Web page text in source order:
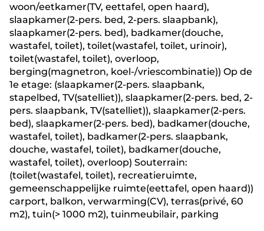
woon/eetkamer(TV, eettafel, open haard),
slaapkamer(2-pers. bed, 2-pers. slaapbank),
slaapkamer(2-pers. bed), badkamer(douche,
wastafel, toilet), toilet(wastafel, toilet, urinoir),
toilet(wastafel, toilet), overloop,
berging(magnetron, koel-/vriescombinatie)) Op de
1e etage: (slaapkamer(2-pers. slaapbank,
stapelbed, TV(satelliet)), slaapkamer(2-pers. bed, 2-
pers. slaapbank, TV(satelliet)), slaapkamer(2-pers.
bed), slaapkamer(2-pers. bed), badkamer(douche,
wastafel, toilet), badkamer(2-pers. slaapbank,
douche, wastafel, toilet), badkamer(douche,
wastafel, toilet), overloop) Souterrain:
(toilet(wastafel, toilet), recreatieruimte,
gemeenschappelijke ruimte(eettafel, open haard))
carport, balkon, verwarming(CV), terras(privé, 60
m2), tuin(> 1000 m2), tuinmeubilair, parking